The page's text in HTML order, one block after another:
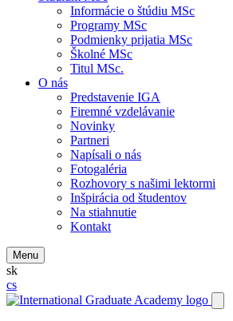
Informácie o štúdiu MSc
Programy MSc
Podmienky prijatia MSc
Školné MSc
Titul MSc.
O nás
Predstavenie IGA
Firemné vzdelávanie
Novinky
Partneri
Napísali o nás
Fotogaléria
Rozhovory s našimi lektormi
Inšpirácia od študentov
Na stiahnutie
Kontakt
Menu
sk
cs